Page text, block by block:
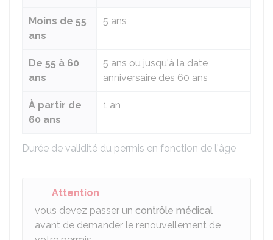
Durée de validité du permis en fonction de l'âge
Moins de 55
ans
5 ans
De 55 à 60
ans
5 ans ou jusqu'à la date
anniversaire des 60 ans
À partir de
60 ans
1 an
Attention
vous devez passer un contrôle médical
avant de demander le renouvellement de